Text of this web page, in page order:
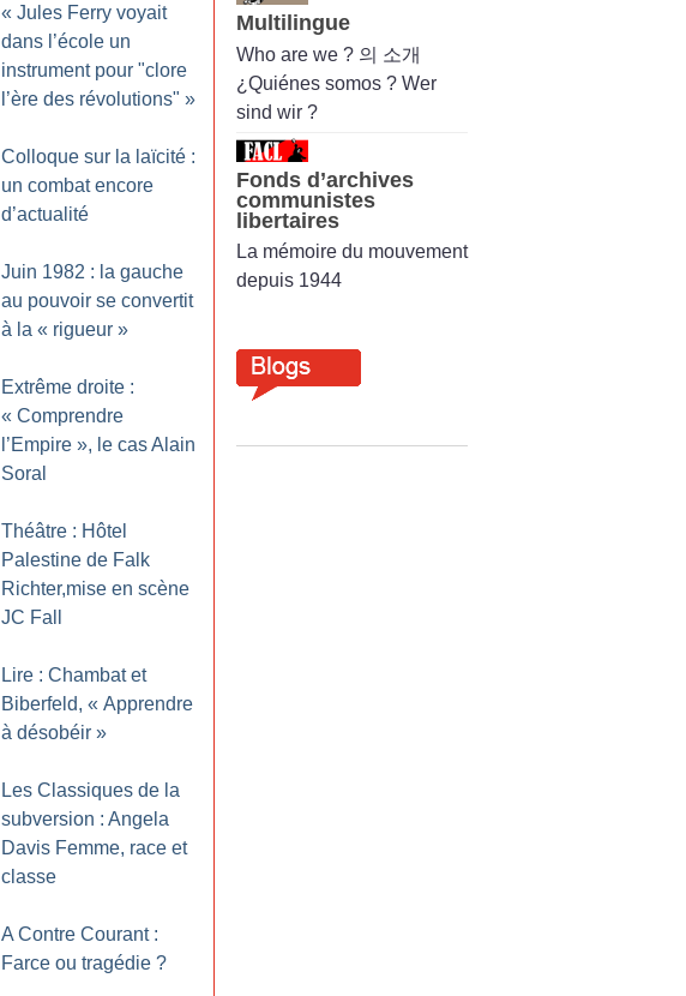
« Jules Ferry voyait
dans l’école un
instrument pour "clore
l’ère des révolutions" »
Colloque sur la laïcité :
un combat encore
d’actualité
Juin 1982 : la gauche
au pouvoir se convertit
à la « rigueur »
Extrême droite :
« Comprendre
l’Empire », le cas Alain
Soral
Théâtre : Hôtel
Palestine de Falk
Richter,mise en scène
JC Fall
Lire : Chambat et
Biberfeld, « Apprendre
à désobéir »
Les Classiques de la
subversion : Angela
Davis Femme, race et
classe
A Contre Courant :
Farce ou tragédie ?
Multilingue
Who are we ? 의 소개
¿Quiénes somos ? Wer
sind wir ?
Fonds d’archives
communistes
libertaires
La mémoire du mouvement
depuis 1944